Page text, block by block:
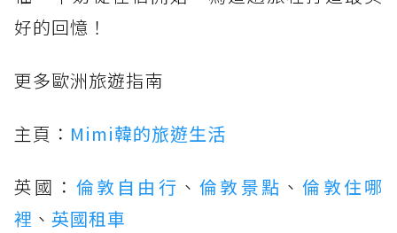
好的回憶！
更多歐洲旅遊指南
主頁： Mimi韓的旅遊生活
英國： 倫敦自由行 、倫敦景點 、倫敦住哪
裡 、 英國租車